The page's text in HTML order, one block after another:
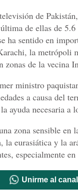
de
de ellas de
ha sentido en
la metrópoli
zonas de la vecina
ministro
a causa del
ayuda necesaria a
zona sensible
la eurasiática y la
especialmente
Unirme al